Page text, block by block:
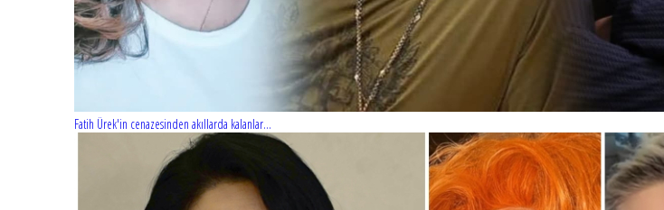
Fatih Ürek'in cenazesinden akıllarda kalanlar...